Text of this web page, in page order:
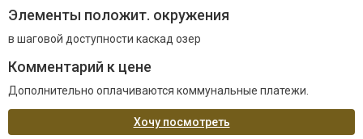
Элементы положит. окружения
в шаговой доступности каскад озер
Комментарий к цене
Дополнительно оплачиваются коммунальные платежи.
Хочу посмотреть